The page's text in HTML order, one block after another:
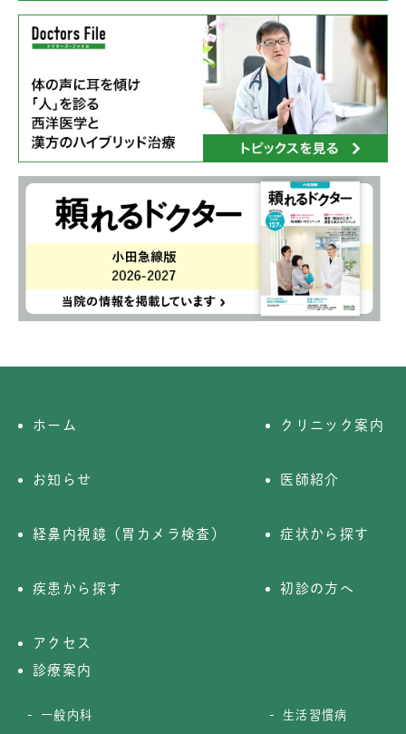
ホーム クリニック案内
お知らせ 医師紹介
経鼻内視鏡（胃カメラ検査） 症状から探す
疾患から探す 初診の方へ
アクセス
診療案内
一般内科 生活習慣病